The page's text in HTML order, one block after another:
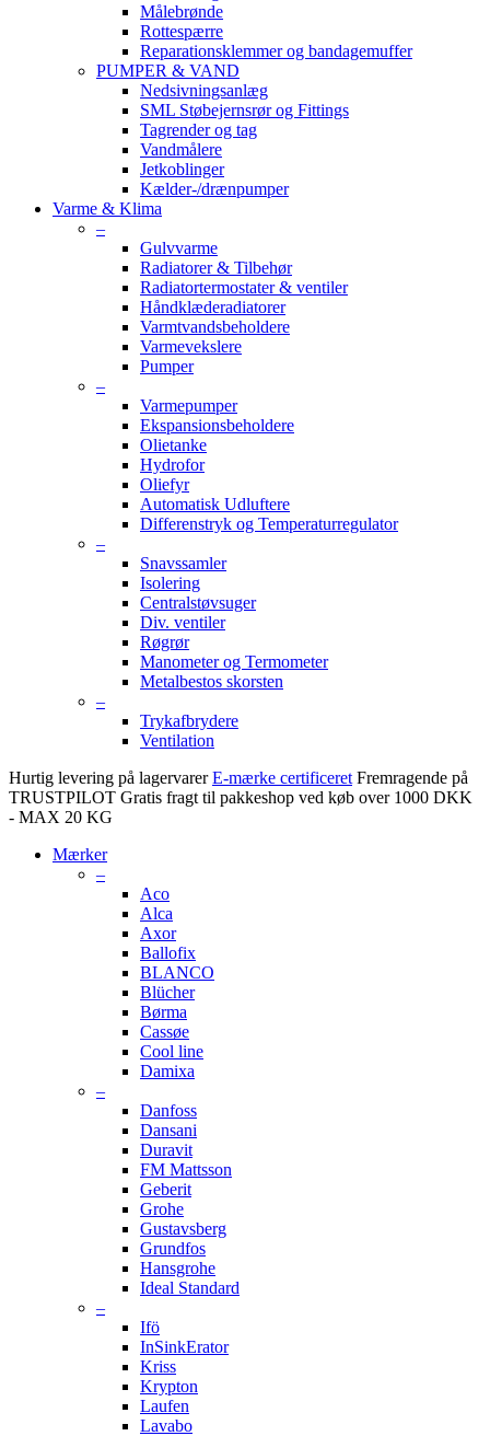
Målebrønde
Rottespærre
Reparationsklemmer og bandagemuffer
PUMPER & VAND
Nedsivningsanlæg
SML Støbejernsrør og Fittings
Tagrender og tag
Vandmålere
Jetkoblinger
Kælder-/drænpumper
Varme & Klima
–
Gulvvarme
Radiatorer & Tilbehør
Radiatortermostater & ventiler
Håndklæderadiatorer
Varmtvandsbeholdere
Varmevekslere
Pumper
–
Varmepumper
Ekspansionsbeholdere
Olietanke
Hydrofor
Oliefyr
Automatisk Udluftere
Differenstryk og Temperaturregulator
–
Snavssamler
Isolering
Centralstøvsuger
Div. ventiler
Røgrør
Manometer og Termometer
Metalbestos skorsten
–
Trykafbrydere
Ventilation
Hurtig levering på lagervarer E-mærke certificeret Fremragende på
TRUSTPILOT Gratis fragt til pakkeshop ved køb over 1000 DKK
- MAX 20 KG
Mærker
–
Aco
Alca
Axor
Ballofix
BLANCO
Blücher
Børma
Cassøe
Cool line
Damixa
–
Danfoss
Dansani
Duravit
FM Mattsson
Geberit
Grohe
Gustavsberg
Grundfos
Hansgrohe
Ideal Standard
–
Ifö
InSinkErator
Kriss
Krypton
Laufen
Lavabo